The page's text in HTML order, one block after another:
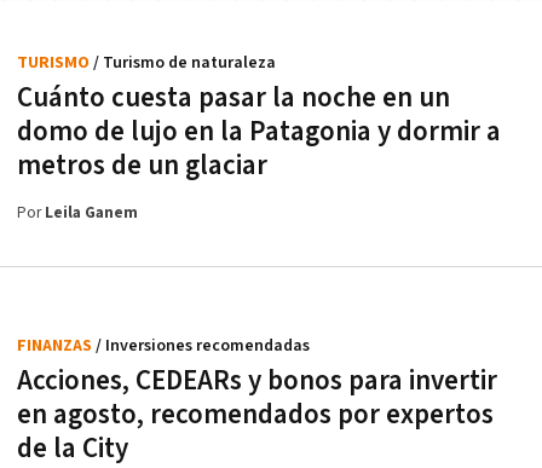
Cuánto cuesta pasar la noche en un
domo de lujo en la Patagonia y dormir a
metros de un glaciar
TURISMO / Turismo de naturaleza
PorLeila Ganem
Acciones, CEDEARs y bonos para invertir
en agosto, recomendados por expertos
de la City
FINANZAS / Inversiones recomendadas